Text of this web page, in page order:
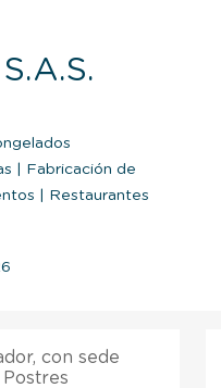
Fabricación de
Restaurantes
con sede